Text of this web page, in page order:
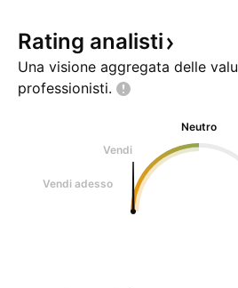
Rating analisti
Una visione aggregata delle
professionisti.
Neutro
Vendi
Vendi adesso